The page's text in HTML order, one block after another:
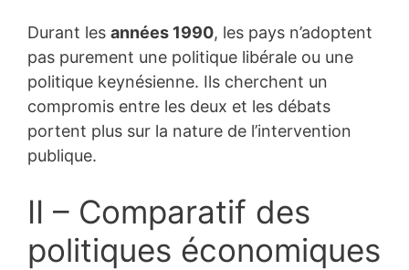
Durant les années 1990, les pays n’adoptent
pas purement une politique libérale ou une
politique keynésienne. Ils cherchent un
compromis entre les deux et les débats
portent plus sur la nature de l’intervention
publique.
II – Comparatif des
politiques économiques